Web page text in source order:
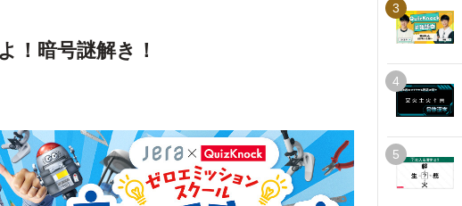
！暗号謎解き！
3
4
5